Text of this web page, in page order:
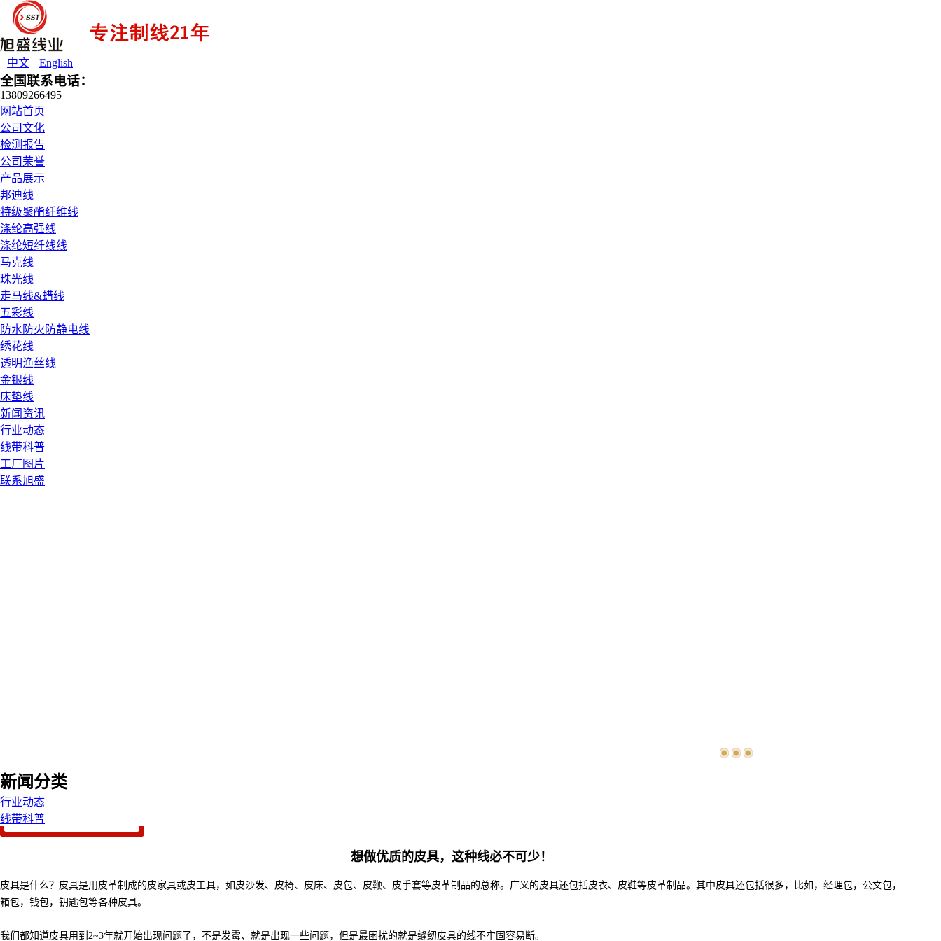
中文 English
全国联系电话：
13809266495
网站首页
公司文化
检测报告
公司荣誉
产品展示
邦迪线
特级聚酯纤维线
涤纶高强线
涤纶短纤线线
马克线
珠光线
走马线&蜡线
五彩线
防水防火防静电线
绣花线
透明渔丝线
金银线
床垫线
新闻资讯
行业动态
线带科普
工厂图片
联系旭盛
新闻分类
行业动态
线带科普
想做优质的皮具，这种线必不可少！
皮具是什么？皮具是用皮革制成的皮家具或皮工具，如皮沙发、皮椅、皮床、皮包、皮鞭、皮手套等皮革制品的总称。广义的皮具还包括皮衣、皮鞋等皮革制品。其中皮具还包括很多，比如，经理包，公文包，
箱包，钱包，钥匙包等各种皮具。
我们都知道皮具用到2~3年就开始出现问题了，不是发霉、就是出现一些问题，但是最困扰的就是缝纫皮具的线不牢固容易断。